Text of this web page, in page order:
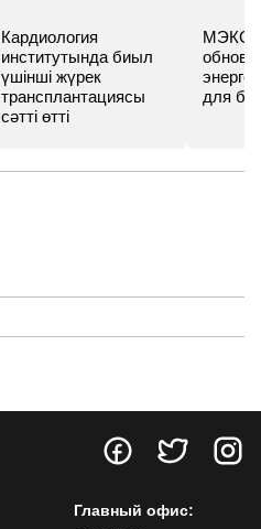
Кардиология
институтында биыл
үшінші жүрек
трансплантациясы
сәтті өтті
МЭКС -
для
Главный офис: